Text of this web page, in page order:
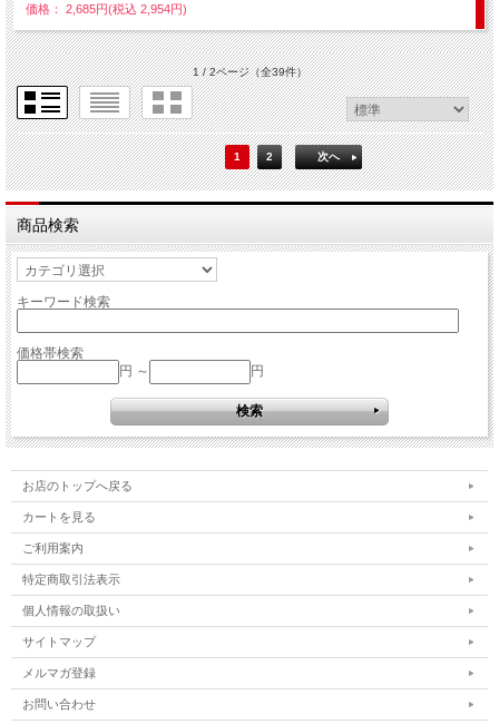
価格： 2,685円(税込 2,954円)
1 / 2ページ（全39件）
1 2 次へ
商品検索
キーワード検索
価格帯検索
円 ～
円
お店のトップへ戻る
カートを見る
ご利用案内
特定商取引法表示
個人情報の取扱い
サイトマップ
メルマガ登録
お問い合わせ